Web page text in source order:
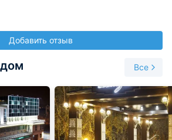
подразделения,
Окончательное возвращение
произошло после Великой
святыня - Икона божией матери
выполнена в стиле сибирского
убранство украшено росписями и
орнаментами.
Добавить отзыв
Все